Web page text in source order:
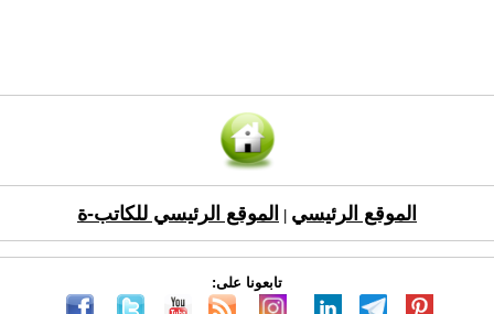
الموقع الرئيسي الموقع الرئيسي للكاتب-ة
تابعونا على: